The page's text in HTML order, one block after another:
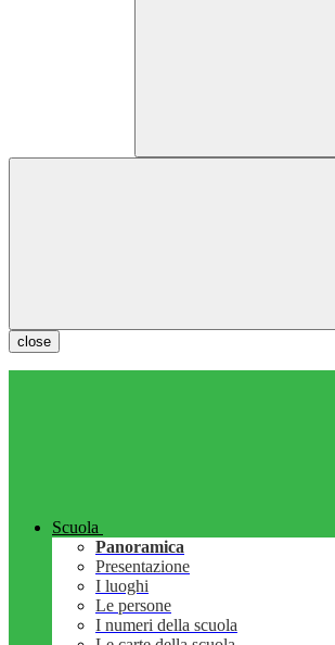
close
Scuola
Panoramica
Presentazione
I luoghi
Le persone
I numeri della scuola